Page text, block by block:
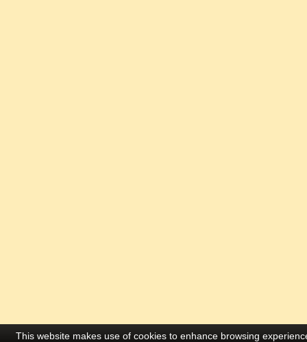
This website makes use of cookies to enhance browsing